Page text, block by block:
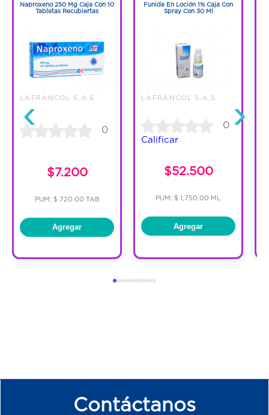
‹
Naproxeno 250 Mg Caja Con 10
Tabletas Recubiertas
LAFRANCOL S.A.S
0
$7.200
PUM: $ 720.00 TAB
Agregar
Funide En Loción 1% Caja Con
Spray Con 30 Ml
LAFRANCOL S.A.S
0
Calificar
$52.500
PUM: $ 1,750.00 ML
Agregar
›
Contáctanos